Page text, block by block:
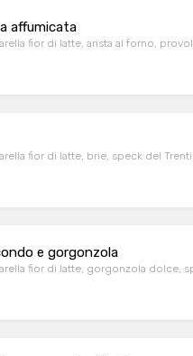
affumicata
fior di latte, arista al forno,
fior di latte, brie, speck del
e gorgonzola
fior di latte, gorgonzola dolce,